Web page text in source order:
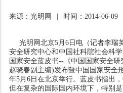
来源：光明网 时间：2014-06-09
光明网北京5月6日电（记者李瑞
安全研究中心和中国社科院社会科
国家安全蓝皮书--《中国国家安全研
赵晓春副主编)发布暨中国国家安全
年5月6日在北京举行。蓝皮书指出
但在复杂的国际国内环境下，特别